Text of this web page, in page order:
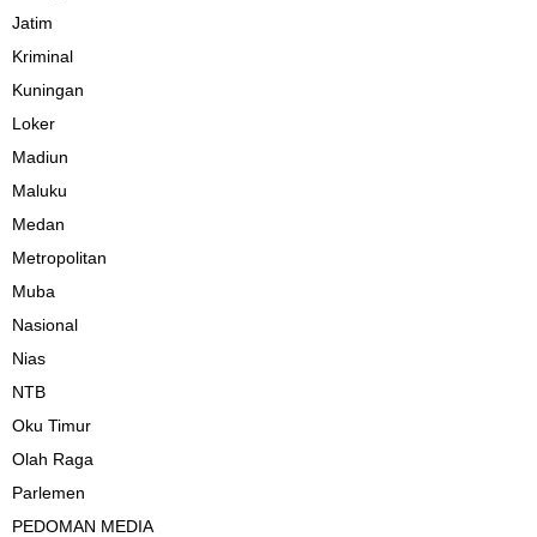
Jatim
Kriminal
Kuningan
Loker
Madiun
Maluku
Medan
Metropolitan
Muba
Nasional
Nias
NTB
Oku Timur
Olah Raga
Parlemen
PEDOMAN MEDIA